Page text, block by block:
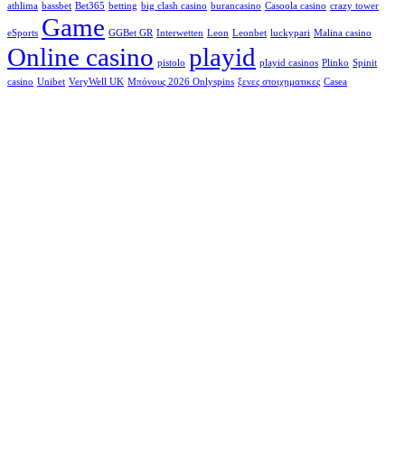
athlima bassbet Bet365 betting big clash casino burancasino Casoola casino crazy tower
eSports Game GGBet GR Interwetten Leon Leonbet luckypari Malina casino
Online casino pistolo playid playid casinos Plinko Spinit
casino Unibet VeryWell UK Μπόνους 2026 Onlyspins ξενες στοιχηματικες Сasea